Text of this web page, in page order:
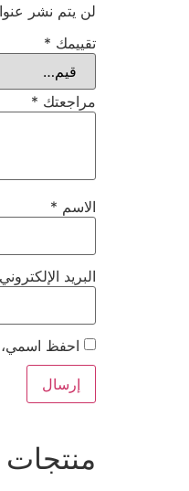
لن يتم نشر
تقييمك *
مراجعتك *
الاسم *
البريد الإلكتروني
احفظ اسمي،